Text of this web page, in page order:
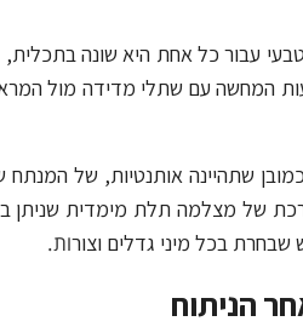
עבור כל אחת היא שונה
המחשה עם שתלי מדידה מול
שתהיינה אותנטיות, של
של מצלמה תלת מימדית
ות.
הניתוח